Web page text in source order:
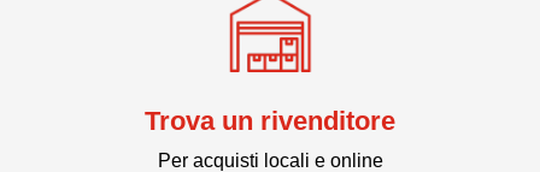
Trova un rivenditore
Per acquisti locali e online